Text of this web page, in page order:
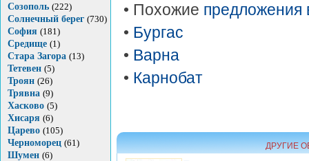
Созополь (222)
Солнечный берег (730)
София (181)
Средище (1)
Стара Загора (13)
Тетевен (5)
Троян (26)
Трявна (9)
Хасково (5)
Хисаря (6)
Царево (105)
Черноморец (61)
Шумен (6)
• Похожие предложения
• Бургас
• Варна
• Карнобат
ДРУГИЕ